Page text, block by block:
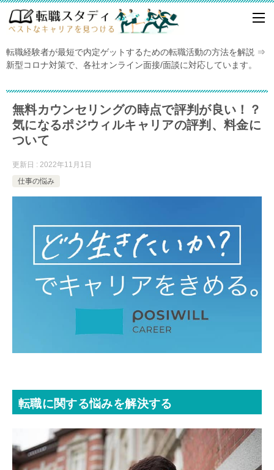
転職経験者が最短で内定ゲットするための転職活動の方法を解説 ⇒
新型コロナ対策で、各社オンライン面接/面談に対応しています。
無料カウンセリングの時点で評判が良い！？
気になるポジウィルキャリアの評判、料金に
ついて
更新日 : 2022年11月1日
仕事の悩み
転職に関する悩みを解決する